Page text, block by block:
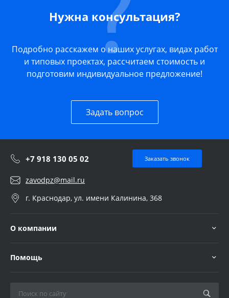
Нужна консультация?
Подробно расскажем о наших услугах, видах работ
и типовых проектах, рассчитаем стоимость и
подготовим индивидуальное предложение!
Задать вопрос
+7 918 130 05 02 Заказать звонок
zavodpz@mail.ru
г. Краснодар, ул. имени Калинина, 368
О компании
Помощь